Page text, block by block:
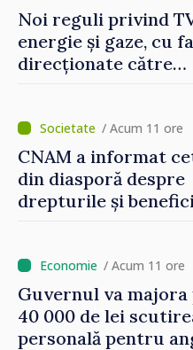
Noi reguli privind
energie și gaze, cu
direcționate către
/ Acum 11 ore
CNAM a informat
din diasporă despre
drepturile și
/ Acum 11 ore
Guvernul va majora
40 000 de lei
personală pentru